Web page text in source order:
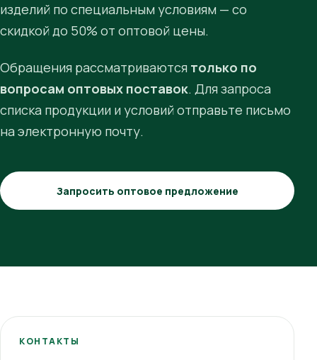
изделий по специальным условиям — со
скидкой до 50% от оптовой цены.
Обращения рассматриваются только по
вопросам оптовых поставок. Для запроса
списка продукции и условий отправьте письмо
на электронную почту.
Запросить оптовое предложение
КОНТАКТЫ